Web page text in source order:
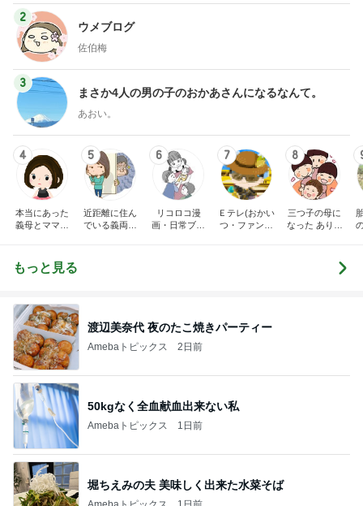
2
ウメブログ
佐伯梅
3
まさか4人の男の子のおかあさんになるなんて。
あおい。
4
本当にあった
義母とママ友
5
近距離に住ん
でいる義両親
6
リコロコ漫
画・日常ブロ
7
Ｅテレ(おかい
つ・ファンタ
8
三つ子の母に
なった ありつ
もっと見る
渡辺美奈代 夜のたこ焼きパーティー
Amebaトピックス 2日前
50kgなく全血献血出来ない私
Amebaトピックス 1日前
堀ちえみの夫 美味しく出来た水菜そば